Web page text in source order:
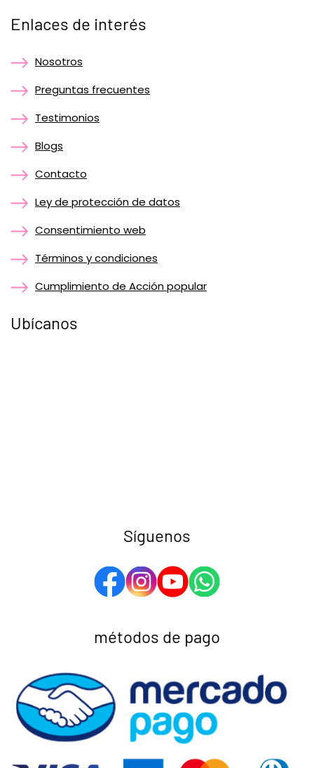
Enlaces de interés
Nosotros
Preguntas frecuentes
Testimonios
Blogs
Contacto
Ley de protección de datos
Consentimiento web
Términos y condiciones
Cumplimiento de Acción popular
Ubícanos
Síguenos
métodos de pago